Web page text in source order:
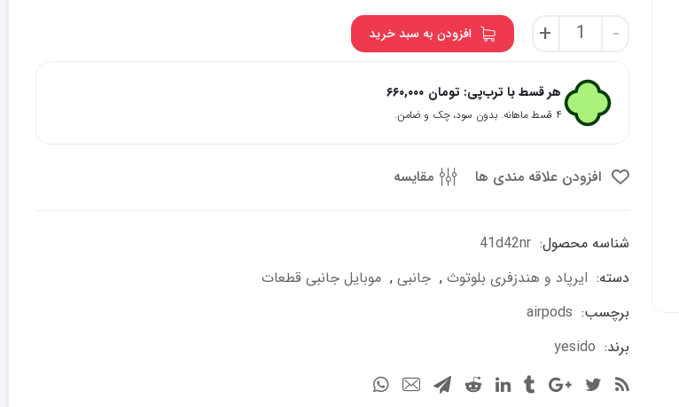
-
ایرپود
yesido
tws19
عدد
+ افزودن به سبد خرید
هر قسط با ترب‌پی: ۶۶۰,۰۰۰ تومان
۴ قسط ماهانه. بدون سود، چک و ضامن.
افزودن علاقه مندی ها مقایسه
شناسه محصول: 41d42nr
دسته: ایرپاد و هندزفری بلوتوث , جانبی , موبایل جانبی قطعات
برچسب: airpods
برند: yesido